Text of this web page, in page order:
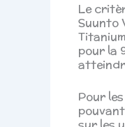
Le
Suunto
pour la
Pour